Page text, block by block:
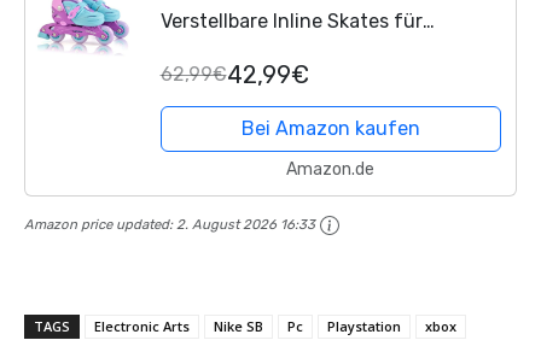
Verstellbare Inline Skates für
Inlineskates mit 82A PU Rollen
Rollerskates
62,99€42,99€
Bei Amazon kaufen
Amazon.de
Amazon price updated: 2. August 2026 16:33
TAGS Electronic Arts Nike SB Pc Playstation xbox